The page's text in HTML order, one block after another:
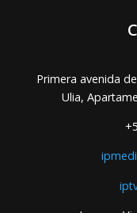
Primera avenida
Ulia,